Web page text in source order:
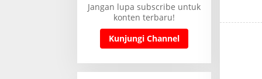
Jangan lupa subscribe untuk
konten terbaru!
Kunjungi Channel